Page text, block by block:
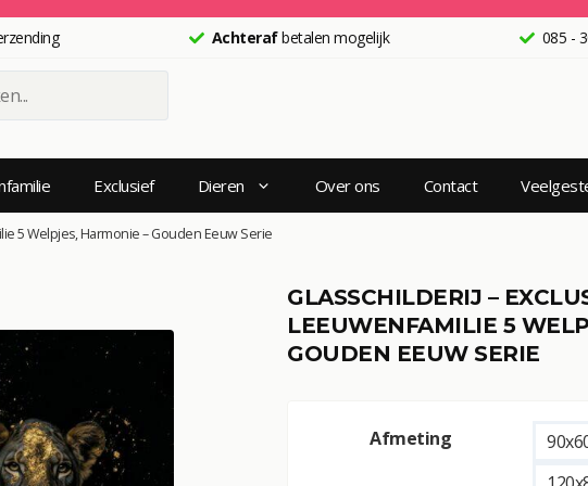
Achterafbetalen mogelijk 085 -
Exclusief Dieren Over ons Contact
5 Welpjes, Harmonie – Gouden Eeuw Serie
GLASSCHILDERIJ –
LEEUWENFAMILIE 5
GOUDEN EEUW SERIE
Afmeting